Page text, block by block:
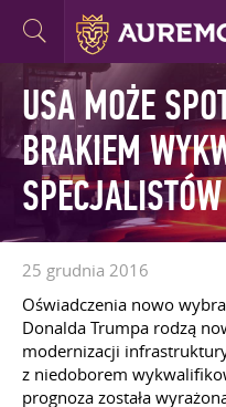
USA MOŻE
BRAKIEM
25 grudnia 2016
Oświadczenia nowo
Donalda Trumpa rodzą
modernizacji
z niedoborem
prognoza została